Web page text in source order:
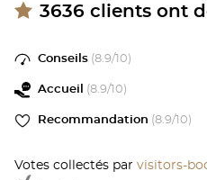
3636 clients ont
Conseils (8.9/10)
Accueil (8.9/10)
Recommandation (8.9/10)
Votes collectés par visitors-